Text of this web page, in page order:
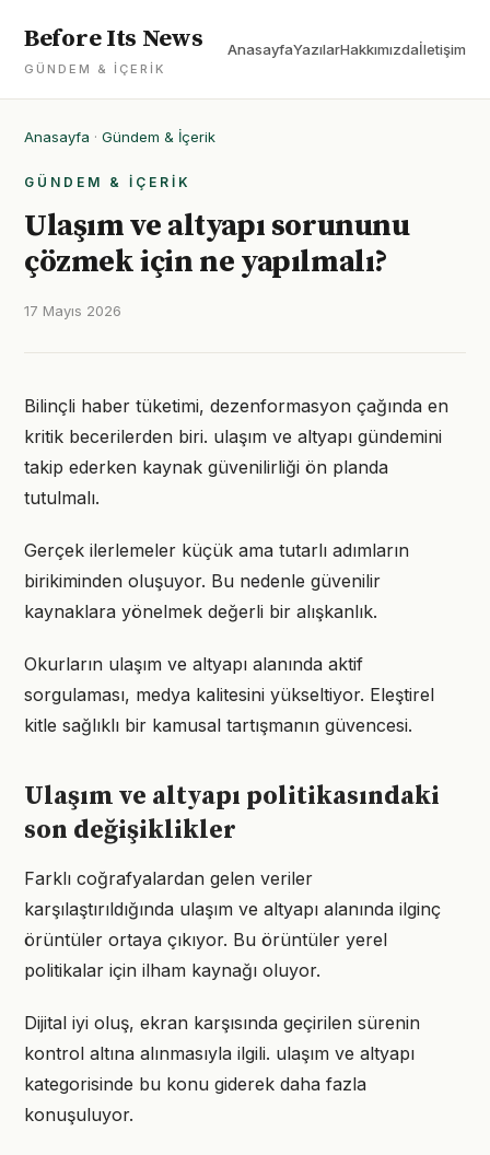
Before Its News
GÜNDEM & İÇERIK
AnasayfaYazılarHakkımızdaİletişim
Anasayfa · Gündem & İçerik
GÜNDEM & İÇERIK
Ulaşım ve altyapı sorununu
çözmek için ne yapılmalı?
17 Mayıs 2026
Bilinçli haber tüketimi, dezenformasyon çağında en
kritik becerilerden biri. ulaşım ve altyapı gündemini
takip ederken kaynak güvenilirliği ön planda
tutulmalı.
Gerçek ilerlemeler küçük ama tutarlı adımların
birikiminden oluşuyor. Bu nedenle güvenilir
kaynaklara yönelmek değerli bir alışkanlık.
Okurların ulaşım ve altyapı alanında aktif
sorgulaması, medya kalitesini yükseltiyor. Eleştirel
kitle sağlıklı bir kamusal tartışmanın güvencesi.
Ulaşım ve altyapı politikasındaki
son değişiklikler
Farklı coğrafyalardan gelen veriler
karşılaştırıldığında ulaşım ve altyapı alanında ilginç
örüntüler ortaya çıkıyor. Bu örüntüler yerel
politikalar için ilham kaynağı oluyor.
Dijital iyi oluş, ekran karşısında geçirilen sürenin
kontrol altına alınmasıyla ilgili. ulaşım ve altyapı
kategorisinde bu konu giderek daha fazla
konuşuluyor.